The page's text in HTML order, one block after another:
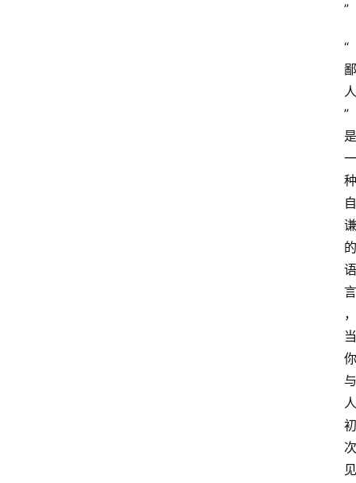
”
“
鄙
人
”
是
一
种
自
谦
的
语
言
，
当
你
与
人
初
次
见